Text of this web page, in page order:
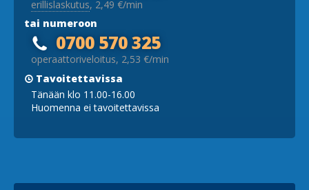
erillislaskutus, 2,49 €/min
tai numeroon
0700 570 325
operaattoriveloitus, 2,53 €/min
Tavoitettavissa
Tänään klo 11.00-16.00
Huomenna ei tavoitettavissa